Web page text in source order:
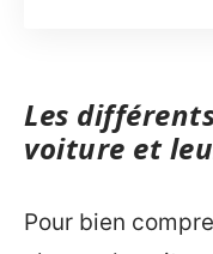
Les
voiture et
Pour bien